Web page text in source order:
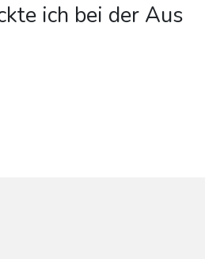
ich bei der Aus